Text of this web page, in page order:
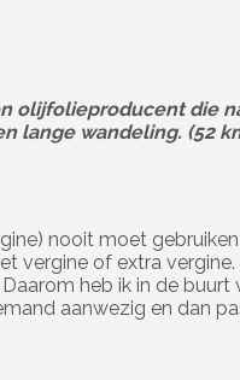
olijfolieproducent die
lange wandeling. (52
nooit moet
vergine of extra
heb ik in de
aanwezig en dan